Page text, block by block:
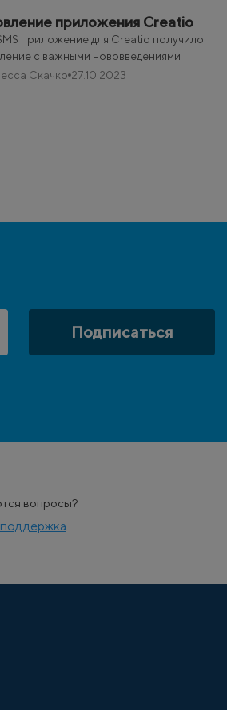
приложения Creatio
приложение для Creatio получило
с важными нововведениями
Скачко 27.10.2023
Подписаться
вопросы?